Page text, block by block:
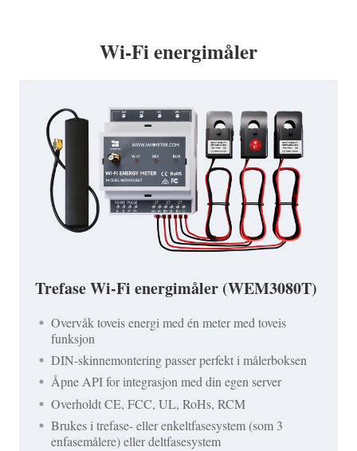
Wi-Fi energimåler
Trefase Wi-Fi energimåler (WEM3080T)
Overvåk toveis energi med én meter med toveis
funksjon
DIN-skinnemontering passer perfekt i målerboksen
Åpne API for integrasjon med din egen server
Overholdt CE, FCC, UL, RoHs, RCM
Brukes i trefase- eller enkeltfasesystem (som 3
enfasemålere) eller deltfasesystem